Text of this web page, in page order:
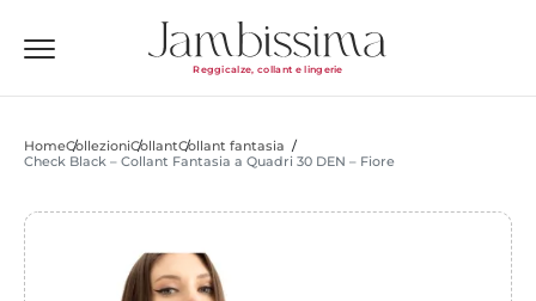
Reggicalze, collant e lingerie
HomeCollezioniCollantCollant fantasia
Check Black – Collant Fantasia a Quadri 30 DEN – Fiore